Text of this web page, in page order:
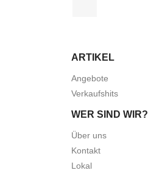
ARTIKEL
Angebote
Verkaufshits
WER SIND WIR?
Über uns
Kontakt
Lokal